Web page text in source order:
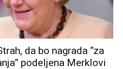
da bo nagrada “za
podeljena Merklovi